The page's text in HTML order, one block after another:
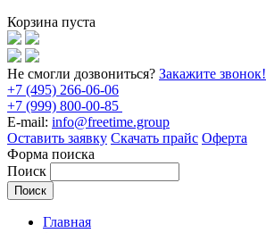
Корзина пуста
Не смогли дозвониться? Закажите звонок!
+7 (495) 266-06-06
+7 (999) 800-00-85
E-mail: info@freetime.group
Оставить заявку Скачать прайс Оферта
Форма поиска
Поиск
Главная